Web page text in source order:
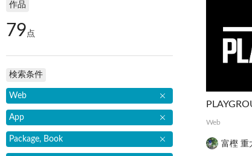
Web
富樫 重
作品
79点
検索条件
Web
App
Package, Book